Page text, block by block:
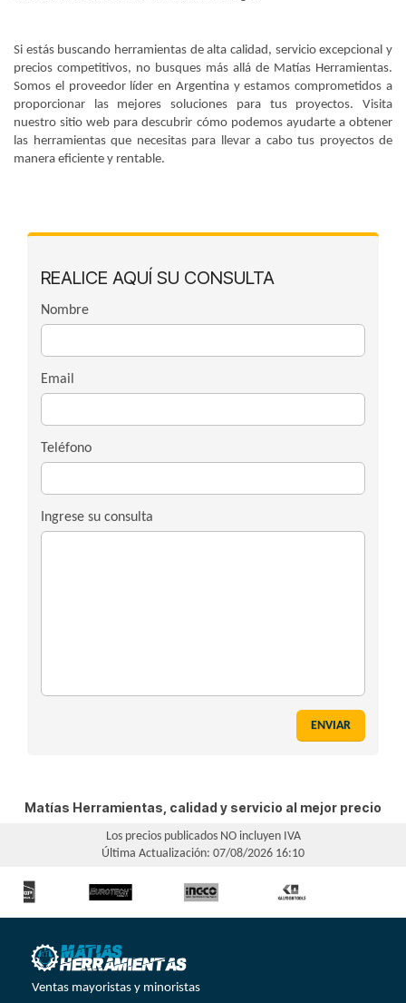
Si estás buscando herramientas de alta calidad, servicio excepcional y
precios competitivos, no busques más allá de Matías Herramientas.
Somos el proveedor líder en Argentinay estamos comprometidos a
proporcionar las mejores soluciones para tus proyectos. Visita
nuestro sitio web para descubrir cómo podemos ayudarte a obtener
las herramientas que necesitas para llevar a cabo tus proyectos de
manera eficiente y rentable.
REALICE AQUÍ SU CONSULTA
Nombre
Email
Teléfono
Ingrese su consulta
ENVIAR
Matías Herramientas, calidad y servicio al mejor precio
Los precios publicados NO incluyen IVA
Última Actualización: 07/08/2026 16:10
Ventas mayoristas y minoristas